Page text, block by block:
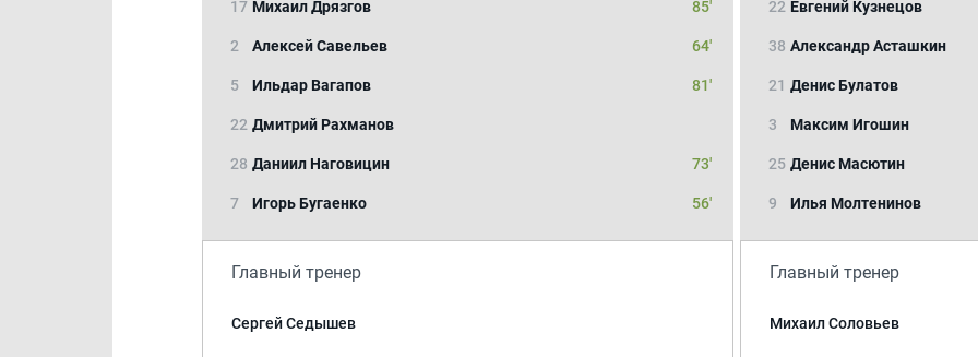
17 Михаил Дрязгов 85'
2 Алексей Савельев 64'
5 Ильдар Вагапов 81'
22 Дмитрий Рахманов
28 Даниил Наговицин 73'
7 Игорь Бугаенко 56'
Главный тренер
Сергей Седышев
22 Евгений Кузнецов
38 Александр Асташкин
21 Денис Булатов
3 Максим Игошин
25 Денис Масютин
9 Илья Молтенинов
Главный тренер
Михаил Соловьев